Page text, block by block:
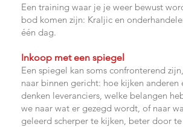
Een training waar je je weer bewust
bod komen zijn: Kraljic en
één dag.
Inkoop met een spiegel
Een spiegel kan soms confronterend
naar binnen gericht: hoe kijken
denken leveranciers, welke belangen
we naar wat er gezegd wordt, of naar
geleerd scherper te kijken, beter door